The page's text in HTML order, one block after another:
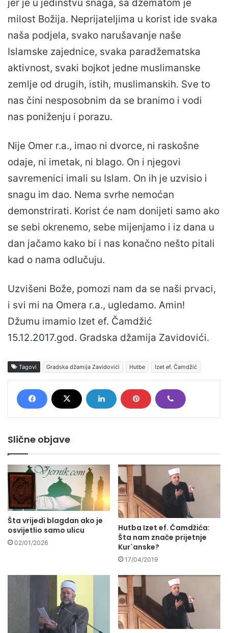
jer je u jedinstvu snaga, sa džematom je
milost Božija. Neprijateljima u korist ide svaka
naša podjela, svako narušavanje naše
Islamske zajednice, svaka paradžematska
aktivnost, svaki bojkot jedne muslimanske
zemlje od drugih, istih, muslimanskih. Sve to
nas čini nesposobnim da se branimo i vodi
nas poniženju i porazu.
Nije Omer r.a., imao ni dvorce, ni raskošne
odaje, ni imetak, ni blago. On i njegovi
savremenici imali su Islam. On ih je uzvisio i
snagu im dao. Nema svrhe nemoćan
demonstrirati. Korist će nam donijeti samo ako
se sebi okrenemo, sebe mijenjamo i iz dana u
dan jačamo kako bi i nas konačno nešto pitali
kad o nama odlučuju.
Uzvišeni Bože, pomozi nam da se naši prvaci,
i svi mi na Omera r.a., ugledamo. Amin!
Džumu imamio Izet ef. Čamdžić
15.12.2017.god. Gradska džamija Zavidovići.
Tagovi Gradska džamija Zavidovići Hutbe Izet ef. Čamdžić
Slične objave
Šta vrijedi blagdan ako je
osvijetlio samo ulicu
02/01/2026
Hutba Izet ef. Čamdžića:
Šta nam znače prijetnje
Kur`anske?
17/04/2019